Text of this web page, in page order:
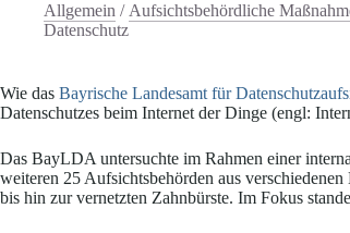
Allgemein / Aufsichtsbehördliche
Datenschutz
Wie das Bayrische Landesamt für
Datenschutzes beim Internet der Dinge (engl:
Das BayLDA untersuchte im Rahmen einer
weiteren 25 Aufsichtsbehörden aus
bis hin zur vernetzten Zahnbürste. Im Fokus